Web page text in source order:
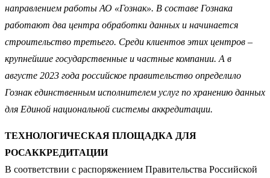
направлением работы АО «Гознак». В составе Гознака
работают два центра обработки данных и начинается
строительство третьего. Среди клиентов этих центров –
крупнейшие государственные и частные компании. А в
августе 2023 года российское правительство определило
Гознак единственным исполнителем услуг по хранению данных
для Единой национальной системы аккредитации.
ТЕХНОЛОГИЧЕСКАЯ ПЛОЩАДКА ДЛЯ
РОСАККРЕДИТАЦИИ
В соответствии с распоряжением Правительства Российской